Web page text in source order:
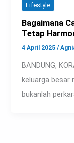
Lifestyle
Bagaimana
Tetap
4 April 2025/
BANDUNG,
keluarga besar
bukanlah